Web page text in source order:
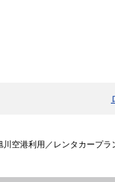
空港利用／レンタカープラ